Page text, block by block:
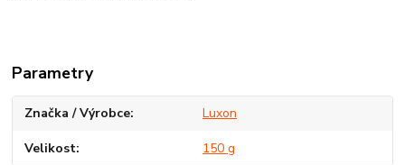
Parametry
Značka / Výrobce Luxon
Velikost 150 g